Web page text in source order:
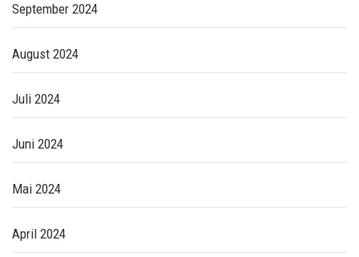
September 2024
August 2024
Juli 2024
Juni 2024
Mai 2024
April 2024